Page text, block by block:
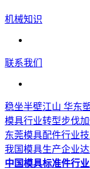
机械知识
联系我们
稳坐半壁江山 华东
模具行业转型步伐
东莞模具配件行业
我国模具生产企业
中国模具标准件行